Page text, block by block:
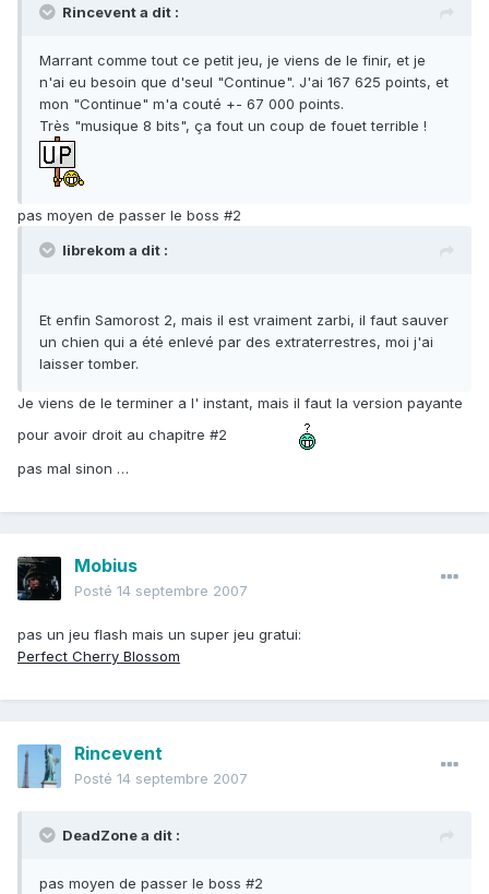
Rincevent a dit :
Marrant comme tout ce petit jeu, je viens de le finir, et je
n'ai eu besoin que d'seul "Continue". J'ai 167 625 points, et
mon "Continue" m'a couté +- 67 000 points.
Très "musique 8 bits", ça fout un coup de fouet terrible !
pas moyen de passer le boss #2
librekom a dit :
Et enfin Samorost 2, mais il est vraiment zarbi, il faut sauver
un chien qui a été enlevé par des extraterrestres, moi j'ai
laisser tomber.
Je viens de le terminer a l' instant, mais il faut la version payante
pour avoir droit au chapitre #2
pas mal sinon …
Mobius
Posté 14 septembre 2007
pas un jeu flash mais un super jeu gratui:
Perfect Cherry Blossom
Rincevent
Posté 14 septembre 2007
DeadZone a dit :
pas moyen de passer le boss #2